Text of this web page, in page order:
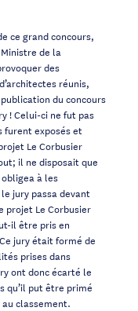
ce grand concours,
de la
des
réunis,
du concours
! Celui-ci ne fut pas
furent exposés et
Le Corbusier
il ne disposait que
à les
jury passa devant
projet Le Corbusier
il être pris en
jury était formé de
prises dans
ont donc écarté le
qu’il put être primé
classement.